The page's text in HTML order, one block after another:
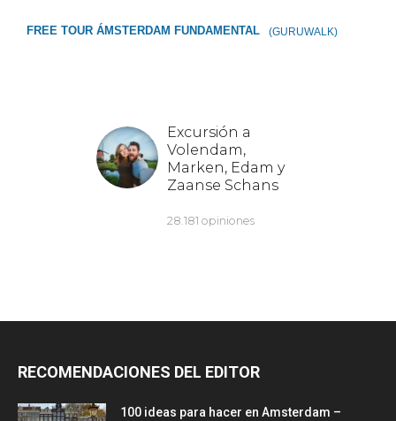
FREE TOUR ÁMSTERDAM FUNDAMENTAL (GURUWALK)
RECOMENDACIONES DEL EDITOR
100 ideas para hacer en Amsterdam –